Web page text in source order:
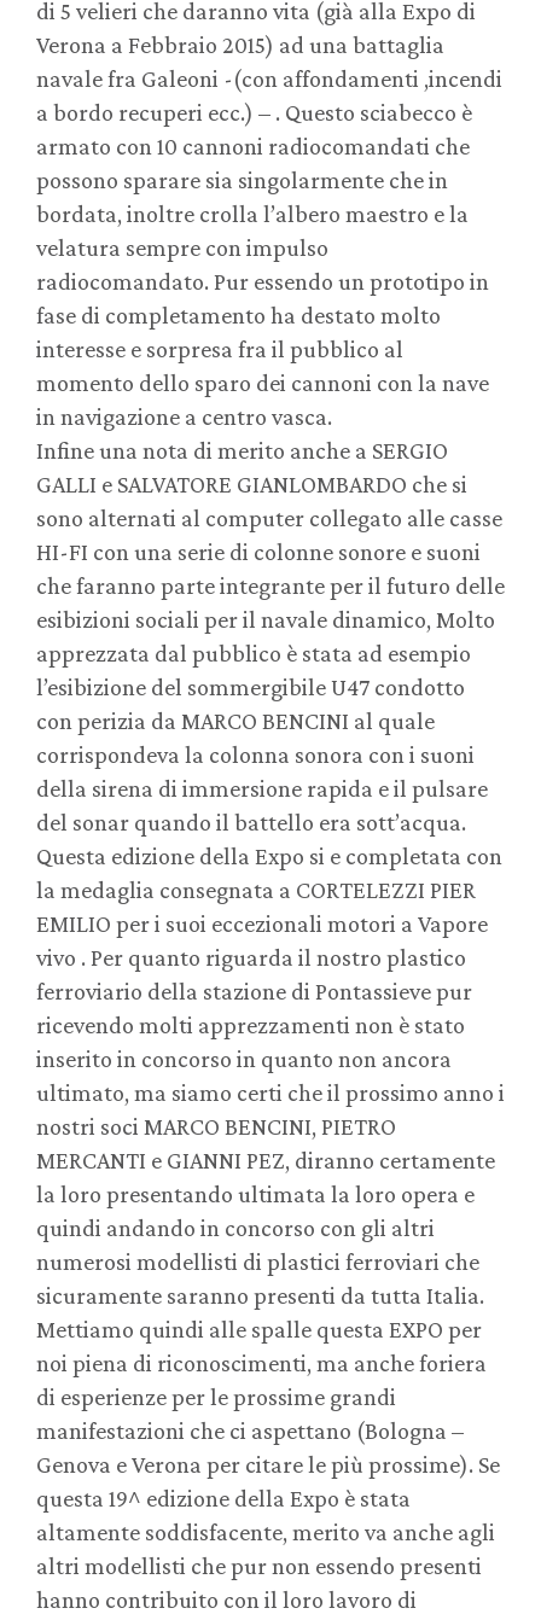
di 5 velieri che daranno vita (già alla Expo di
Verona a Febbraio 2015) ad una battaglia
navale fra Galeoni -(con affondamenti ,incendi
a bordo recuperi ecc.) – . Questo sciabecco è
armato con 10 cannoni radiocomandati che
possono sparare sia singolarmente che in
bordata, inoltre crolla l’albero maestro e la
velatura sempre con impulso
radiocomandato. Pur essendo un prototipo in
fase di completamento ha destato molto
interesse e sorpresa fra il pubblico al
momento dello sparo dei cannoni con la nave
in navigazione a centro vasca.
Infine una nota di merito anche a SERGIO
GALLI e SALVATORE GIANLOMBARDO che si
sono alternati al computer collegato alle casse
HI-FI con una serie di colonne sonore e suoni
che faranno parte integrante per il futuro delle
esibizioni sociali per il navale dinamico, Molto
apprezzata dal pubblico è stata ad esempio
l’esibizione del sommergibile U47 condotto
con perizia da MARCO BENCINI al quale
corrispondeva la colonna sonora con i suoni
della sirena di immersione rapida e il pulsare
del sonar quando il battello era sott’acqua.
Questa edizione della Expo si e completata con
la medaglia consegnata a CORTELEZZI PIER
EMILIO per i suoi eccezionali motori a Vapore
vivo . Per quanto riguarda il nostro plastico
ferroviario della stazione di Pontassieve pur
ricevendo molti apprezzamenti non è stato
inserito in concorso in quanto non ancora
ultimato, ma siamo certi che il prossimo anno i
nostri soci MARCO BENCINI, PIETRO
MERCANTI e GIANNI PEZ, diranno certamente
la loro presentando ultimata la loro opera e
quindi andando in concorso con gli altri
numerosi modellisti di plastici ferroviari che
sicuramente saranno presenti da tutta Italia.
Mettiamo quindi alle spalle questa EXPO per
noi piena di riconoscimenti, ma anche foriera
di esperienze per le prossime grandi
manifestazioni che ci aspettano (Bologna –
Genova e Verona per citare le più prossime). Se
questa 19^ edizione della Expo è stata
altamente soddisfacente, merito va anche agli
altri modellisti che pur non essendo presenti
hanno contribuito con il loro lavoro di